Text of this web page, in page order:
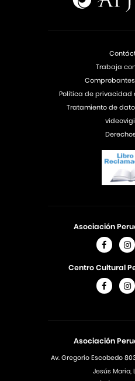
Asociación
Av. Gregorio Escobedo
Jesús Maria,
Asociación
Centro Cultural
Trabaja
Política de privacidad
Tratamiento de